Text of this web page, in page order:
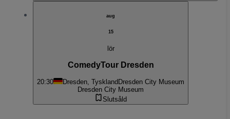
aug
15
lör
ComedyTour Dresden
20:30 Dresden, TysklandDresden City Museum
Dresden City Museum
Slutsåld